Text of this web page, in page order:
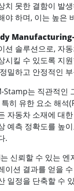
치 못한 결함이 발
야 하며, 이는 높은
션 솔루션으로, 자
시킬 수 있도록 지
밀하고 안정적인
Stamp는 직관적인
특히 유한 요소 해석
자동차 소재에 대
예측 정확도를 높
.
는 신뢰할 수 있는
이션 결과를 얻을
일정을 단축할 수